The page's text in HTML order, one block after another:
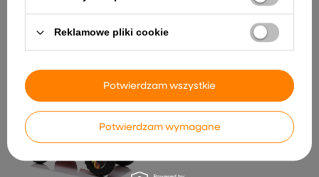
JS360
109,67 zł
Sterowany RC 2.4G
121,56 zł
Reklamowe pliki cookie
Potwierdzam wymagane
Potwierdzam wszystkie